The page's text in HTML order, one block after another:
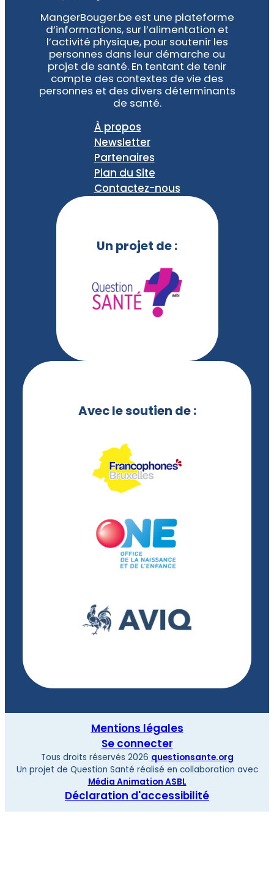
MangerBouger.be est une plateforme
d’informations, sur l’alimentation et
l’activité physique, pour soutenir les
personnes dans leur démarche ou
projet de santé. En tentant de tenir
compte des contextes de vie des
personnes et des divers déterminants
de santé.
À propos
Newsletter
Partenaires
Plan du Site
Contactez-nous
Un projet de :
Avec le soutien de :
Déclaration d'accessibilité
Mentions légales
Se connecter
Tous droits réservés 2026 questionsante.org
Un projet de Question Santé réalisé en collaboration avec
Média Animation ASBL